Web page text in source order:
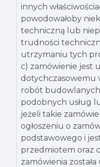
innych
powodowałoby
techniczną lub
trudności
utrzymaniu tych
c) zamówienie jest
dotychczasowemu
robót
podobnych usług
jeżeli takie
ogłoszeniu o
podstawowego i
przedmiotem oraz
zamówienia